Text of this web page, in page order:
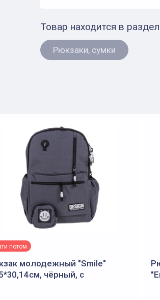
Товар находится в
Рюкзаки, сумки
потом
молодежный "Smile"
чёрный, с